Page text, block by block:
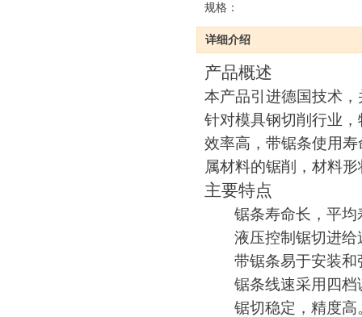
规格：
详细介绍
产品概述
本产品引进德国技术
针对模具钢切削行业
效率高，带锯条使用
属材料的锯削，材料
主要特点
锯条寿命长，平
液压控制锯切进
带锯条易于安装
锯条线速采用四
锯切稳定，精度高